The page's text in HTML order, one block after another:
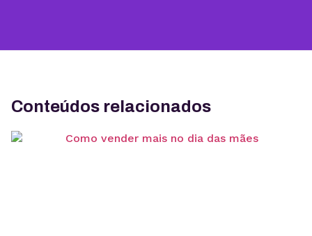
Conteúdos relacionados